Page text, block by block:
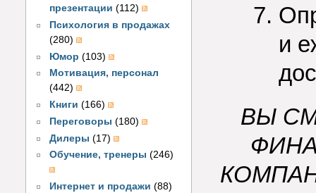
презентации (112)
Психология в продажах
(280)
Юмор (103)
Мотивация, персонал
(442)
Книги (166)
Переговоры (180)
Дилеры (17)
Обучение, тренеры (246)
Интернет и продажи (88)
и
ВЫ